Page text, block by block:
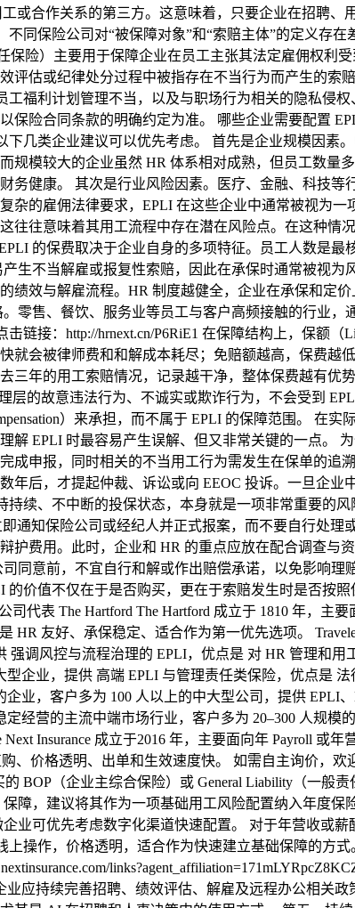
或合作关系的第三方。这意味着，只要企业在招聘
同保险公司对“被保障对象”和“索赔主体”的定义存
保险）主要用于保障企业在员工主张其法定雇佣权利
评估或纪律处分过程中被指存在不当行为而产生的索
福利计划管理不当，以及与职场行为相关的隐私侵
保险合同条款的明确约定为准。 哪些企业需要配置
几类企业建议可以优先考虑。 首先是企业规模因素
规模较大的企业虽然 HR 体系相对成熟，但员工数量
务健康。 其次是行业风险因素。医疗、金融、科技
杂的雇佣法律要求，EPLI 在这些企业中通常被视为
往往意味着其用工流程中存在潜在风险点。在这种情
的保费取决于企业自身的多项特征。员工人数是
生不当解雇或报复性索赔，因此在承保时通常被视为
绩效与解雇流程。HR 制度越健全，企业在承保和定
零售、餐饮、服务业等员工与客户高频接触的行业
链接：http://hrnext.cn/P6RiE1 在保障结构上，保额
就会被律师费和和解成本耗尽；免赔额越高，保费越
三年的用工索赔情况，记录越干净，整体保费越有优
层的故意违法行为、不诚实或欺诈行为，不会受到
）来承担，而不属于 EPLI 的保障范围。 在
解 EPLI 时最容易产生误解、但又非常关键的一点。
申报，同时相关的不当用工行为需发生在保单的追
年后，才提起仲裁、诉讼或向 EEOC 投诉。一旦企
续、不中断的投保状态，本身就是一项非常重要的
通知保险公司或经纪人并正式报案，而不要自行处
护费用。此时，企业和 HR 的重点应放在配合调查与
同意前，不宜自行和解或作出赔偿承诺，以免影响
价值不仅在于是否购买，更在于索赔发生时是否按
代表 The Hartford The Hartford 成立于 1810 年，主
HR 友好、承保稳定、适合作为第一优先选项。
调风控与流程治理的 EPLI，优点是 对 HR 管理和用
企业，提供 高端 EPLI 与管理责任类保险，优点是
业，客户多为 100 人以上的中大型公司，提供 EPLI
定经营的主流中端市场行业，客户多为 20–300 人规
Insurance 成立于2016 年，主要面向年 Payroll 或
价格透明、出单和生效速度快。 如需自主询价，欢
BOP（企业主综合保险）或 General Liability（一般
障，建议将其作为一项基础用工风险配置纳入年度
业可优先考虑数字化渠道快速配置。 对于年营收或薪
操作，价格透明，适合作为快速建立基础保障的方
应持续完善招聘、绩效评估、解雇及远程办公相关